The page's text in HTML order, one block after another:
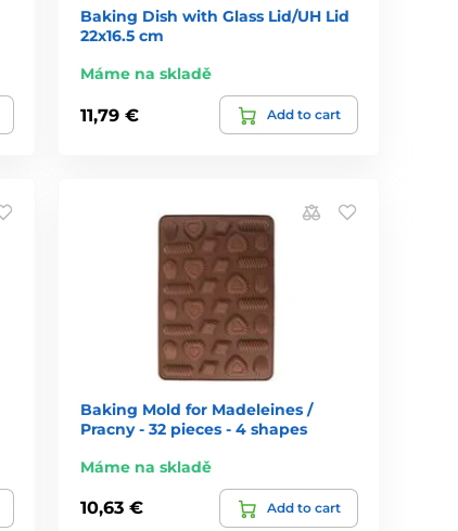
Baking Dish with Glass Lid/UH Lid
22x16.5 cm
Máme na skladě
11,79 € Add to cart
Baking Mold for Madeleines /
Pracny - 32 pieces - 4 shapes
Máme na skladě
10,63 € Add to cart